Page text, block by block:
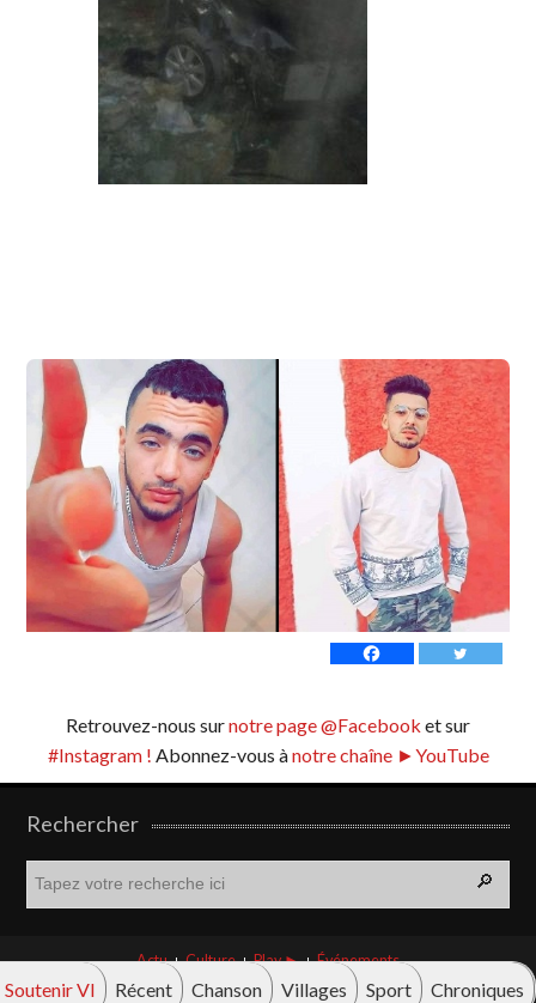
Retrouvez-nous surnotre page @Facebook et sur
#Instagram ! Abonnez-vous ànotre chaîne ►YouTube
Soutenir VI Récent Chanson Villages Sport Chroniques
Rechercher
e
r
Actu Culture Play ► Événements
© Vava innova 2026. Tous droits réservés.